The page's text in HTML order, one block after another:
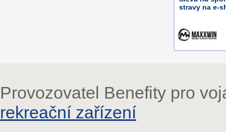
stravy na e-
Provozovatel Benefity pro
rekreační zařízení